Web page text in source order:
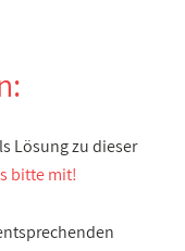
Lösung zu dieser
bitte mit!